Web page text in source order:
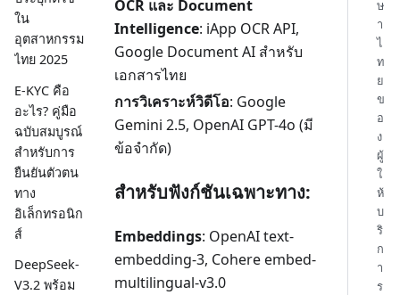
ใน
อุตสาหกรรม
ไทย 2025
E-KYC คือ
อะไร? คู่มือ
ฉบับสมบูรณ์
สำหรับการ
ยืนยันตัวตน
ทาง
อิเล็กทรอนิก
ส์
DeepSeek-
V3.2 พร้อม
OCR และ Document
Intelligence: iApp OCR API,
Google Document AI สำหรับ
เอกสารไทย
การวิเคราะห์วิดีโอ: Google
Gemini 2.5, OpenAI GPT-4o (มี
ข้อจำกัด)
สำหรับฟังก์ชันเฉพาะทาง:
Embeddings: OpenAI text-
embedding-3, Cohere embed-
multilingual-v3.0
ษ
า
ไ
ท
ย
ข
อ
ง
ผู้
ใ
ห้
บ
ริ
ก
า
ร